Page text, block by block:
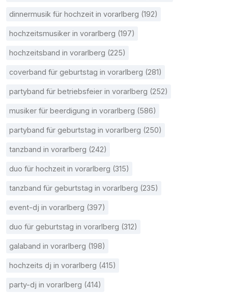
dinnermusik für hochzeit in vorarlberg (192)
hochzeitsmusiker in vorarlberg (197)
hochzeitsband in vorarlberg (225)
coverband für geburtstag in vorarlberg (281)
partyband für betriebsfeier in vorarlberg (252)
musiker für beerdigung in vorarlberg (586)
partyband für geburtstag in vorarlberg (250)
tanzband in vorarlberg (242)
duo für hochzeit in vorarlberg (315)
tanzband für geburtstag in vorarlberg (235)
event-dj in vorarlberg (397)
duo für geburtstag in vorarlberg (312)
galaband in vorarlberg (198)
hochzeits dj in vorarlberg (415)
party-dj in vorarlberg (414)